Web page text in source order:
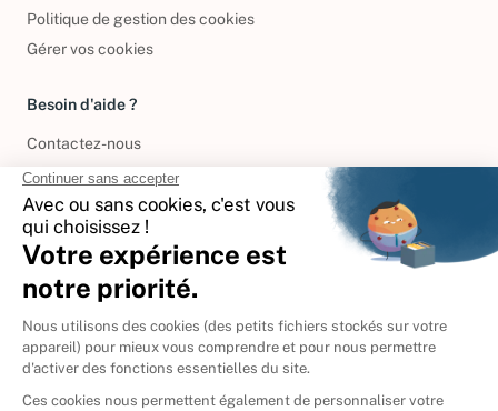
Politique de gestion des cookies
Gérer vos cookies
Besoin d'aide ?
Contactez-nous
International
🇪🇸Espagne
🇮🇹Italie
Donner vos livres